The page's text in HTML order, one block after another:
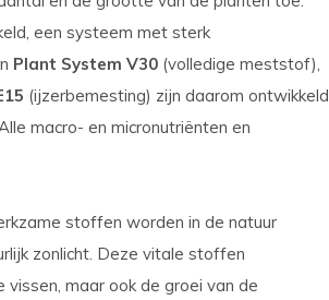
een systeem met sterk
Plant System V30 (volledige meststof),
(ijzerbemesting) zijn daarom ontwikkeld
macro- en micronutriënten en
stoffen worden in de natuur
zonlicht. Deze vitale stoffen
maar ook de groei van de